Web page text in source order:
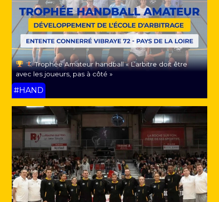
Trophée Amateur handball « L’arbitre doit être
avec les joueurs, pas à côté »
#HAND